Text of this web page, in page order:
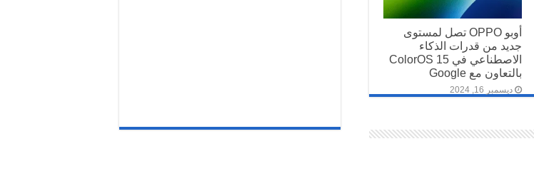
أوبو OPPO تصل لمستوى
جديد من قدرات الذكاء
الاصطناعي في ColorOS 15
بالتعاون مع Google
ديسمبر 16, 2024